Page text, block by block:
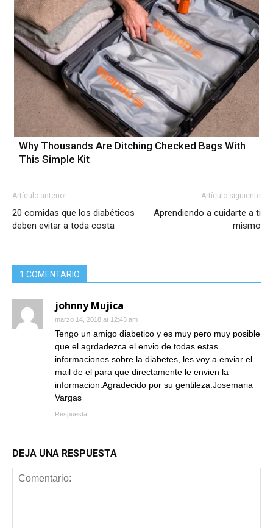
Why Thousands Are Ditching Checked Bags With
This Simple Kit
Artículo anterior
20 comidas que los diabéticos
deben evitar a toda costa
Artículo siguiente
Aprendiendo a cuidarte a ti
mismo
1 COMENTARIO
johnny Mujica
marzo 14, 2018 at 12:43 am
Tengo un amigo diabetico y es muy pero muy posible
que el agrdadezca el envio de todas estas
informaciones sobre la diabetes, les voy a enviar el
mail de el para que directamente le envien la
informacion.Agradecido por su gentileza.Josemaria
Vargas
Respuesta
DEJA UNA RESPUESTA